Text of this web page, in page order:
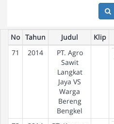
No Tahun Judul Klip
71
2014
PT. Agro
Sawit
Langkat
Jaya VS
Warga
Bereng
Bengkel